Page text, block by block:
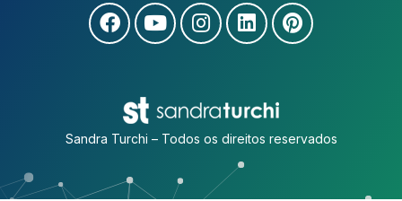
Sandra Turchi – Todos os direitos reservados